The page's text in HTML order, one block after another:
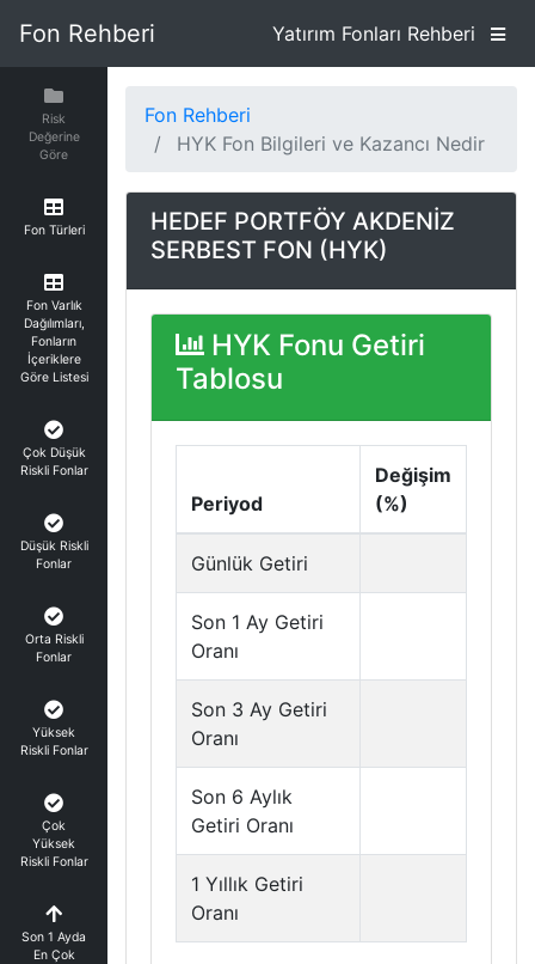
Fon Rehberi Yatırım Fonları Rehberi
Risk
Değerine
Göre
Fon Türleri
Fon Varlık
Dağılımları,
Fonların
İçeriklere
Göre Listesi
Çok Düşük
Riskli Fonlar
Düşük Riskli
Fonlar
Orta Riskli
Fonlar
Yüksek
Riskli Fonlar
Çok
Yüksek
Riskli Fonlar
Son 1 Ayda
En Çok
Fon Rehberi
HYK Fon Bilgileri ve Kazancı Nedir
HEDEF PORTFÖY AKDENİZ
SERBEST FON (HYK)
HYK Fonu Getiri
Tablosu
Periyod
Değişim
(%)
Günlük Getiri
Son 1 Ay Getiri
Oranı
Son 3 Ay Getiri
Oranı
Son 6 Aylık
Getiri Oranı
1 Yıllık Getiri
Oranı